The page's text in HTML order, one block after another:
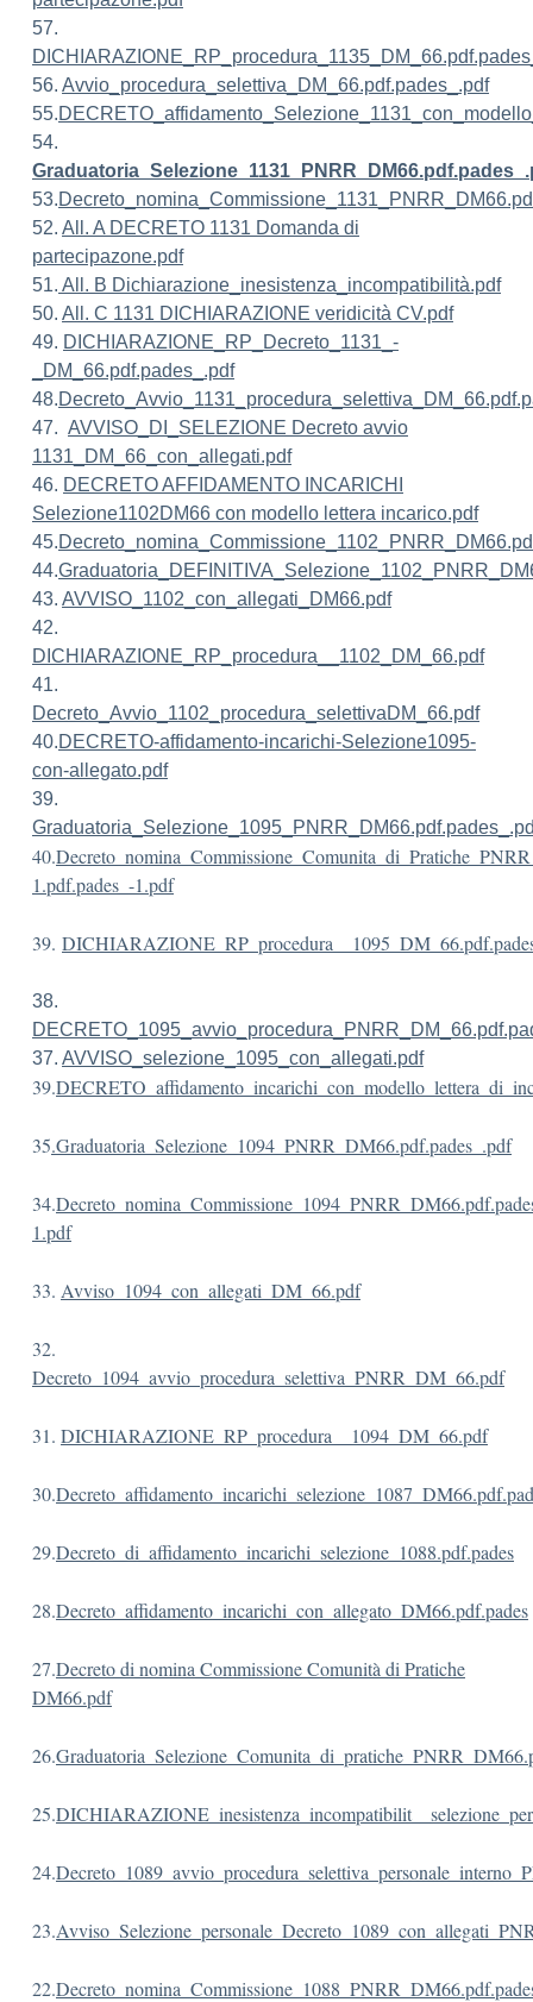
57.
56. Avvio_procedura_selettiva_DM_66.pdf.pades_.pdf
55.
54.
53.
52. All. A DECRETO 1131 Domanda di
partecipazone.pdf
51. All. B Dichiarazione_inesistenza_ incompatibilità.pdf
50. All. C 1131 DICHIARAZIONE veridicità CV.pdf
49. DICHIARAZIONE_RP_Decreto_1131_-
_DM_66.pdf.pades_.pdf
48.
47. AVVISO_DI_SELEZIONE Decreto avvio
1131_DM_66_con_allegati.pdf
46. DECRETO AFFIDAMENTO INCARICHI
Selezione1102DM66 con modello lettera incarico.pdf
45.
44.
43. AVVISO_1102_con_allegati_DM66.pdf
42.
DICHIARAZIONE_RP_procedura__1102_DM_66.pdf
41.
Decreto_Avvio_1102_procedura_selettivaDM_66.pdf
40.DECRETO-affidamento-incarichi-Selezione1095-
con-allegato.pdf
39.
40.
1.pdf.pades_-1.pdf
39.
38.
37. AVVISO_selezione_1095_con_allegati.pdf
39.
35.Graduatoria_Selezione_1094_PNRR_DM66.pdf.pades_.pdf
34.
1.pdf
33. Avviso_1094_con_allegati_DM_66.pdf
32.
Decreto_1094_avvio_procedura_selettiva_PNRR_DM_66.pdf
31. DICHIARAZIONE_RP_procedura__1094_DM_66.pdf
30.
29.Decreto_di_affidamento_incarichi_selezione_1088.pdf.pades
28.Decreto_affidamento_incarichi_con_allegato_DM66.pdf.pades
27.Decreto di nomina Commissione Comunità di Pratiche
DM66.pdf
26.
25.
24.
23.
22.